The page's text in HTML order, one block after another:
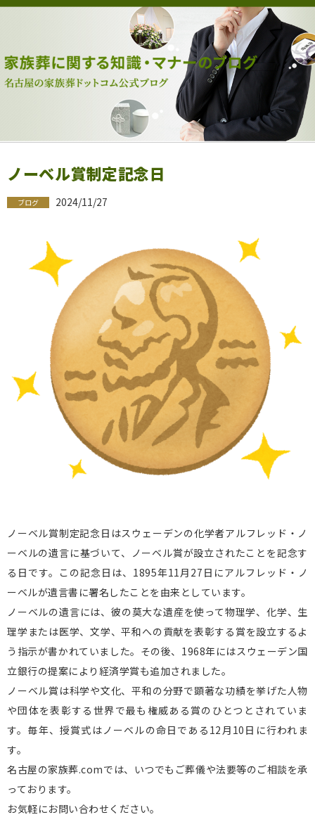
ノーベル賞制定記念日
ブログ 2024/11/27
ノーベル賞制定記念日はスウェーデンの化学者アルフレッド・ノ
ーベルの遺言に基づいて、ノーベル賞が設立されたことを記念す
る日です。この記念日は、1895年11月27日にアルフレッド・ノ
ーベルが遺言書に署名したことを由来としています。
ノーベルの遺言には、彼の莫大な遺産を使って物理学、化学、生
理学または医学、文学、平和への貢献を表彰する賞を設立するよ
う指示が書かれていました。その後、1968年にはスウェーデン国
立銀行の提案により経済学賞も追加されました。
ノーベル賞は科学や文化、平和の分野で顕著な功績を挙げた人物
や団体を表彰する世界で最も権威ある賞のひとつとされていま
す。毎年、授賞式はノーベルの命日である12月10日に行われま
す。
名古屋の家族葬.comでは、いつでもご葬儀や法要等のご相談を承
っております。
お気軽にお問い合わせください。